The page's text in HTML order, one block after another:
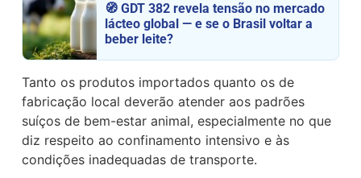
🧭 GDT 382 revela tensão no mercado
lácteo global — e se o Brasil voltar a
beber leite?
Tanto os produtos importados quanto os de
fabricação local deverão atender aos padrões
suíços de bem-estar animal, especialmente no que
diz respeito ao confinamento intensivo e às
condições inadequadas de transporte.